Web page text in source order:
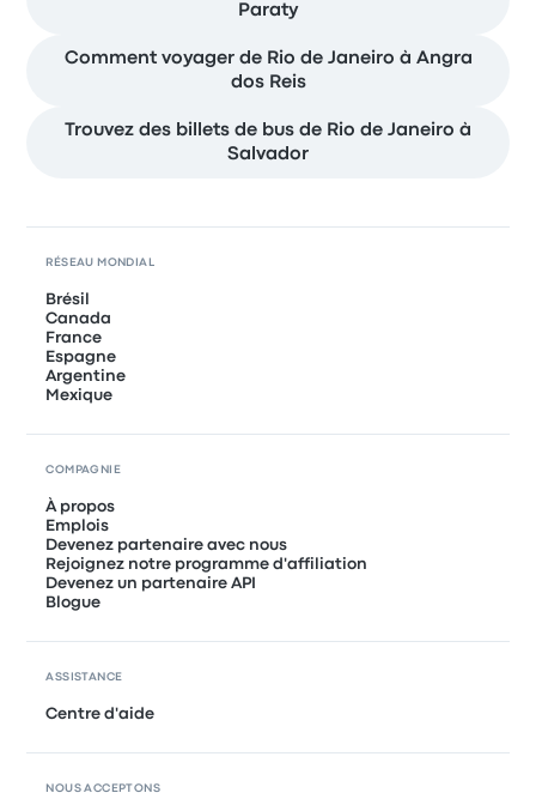
Paraty
Comment voyager de Rio de Janeiro à Angra
dos Reis
Trouvez des billets de bus de Rio de Janeiro à
Salvador
RÉSEAU MONDIAL
Brésil
Canada
France
Espagne
Argentine
Mexique
COMPAGNIE
À propos
Emplois
Devenez partenaire avec nous
Rejoignez notre programme d'affiliation
Devenez un partenaire API
Blogue
ASSISTANCE
Centre d'aide
NOUS ACCEPTONS